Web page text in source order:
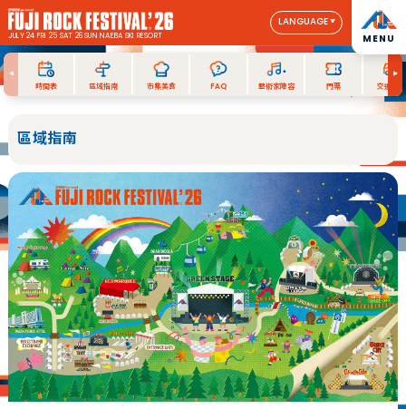
JULY 24 FRI 25 SAT 26 SUNNAEBA SKI RESORT
LANGUAGE
MENU
時間表 區域指南 市集美食 FAQ 藝術家陣容 門票 交通指南
區域指南